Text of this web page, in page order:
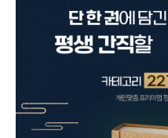
토정비결
오늘의 운세